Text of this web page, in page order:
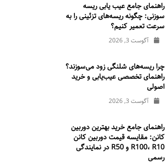
راهنمای جامع عیب یابی ریسه
سوزنی: چگونه ریسه‌های تزئینی را به
سرعت تعمیر کنیم؟
آگوست 3, 2026
چرا ریسه‌های شلنگی زود می‌سوزند؟
راهنمای تخصصی عیب‌یابی و خرید
اصولی
آگوست 3, 2026
راهنمای جامع خرید بهترین دوربین
کانن: مقایسه قیمت دوربین کانن
R100، R10 و R50 در نمایندگی
رسمی